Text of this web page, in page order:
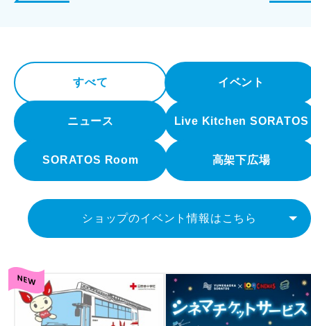
すべて イベント
ニュース Live Kitchen SORATOS
SORATOS Room 高架下広場
ショップのイベント情報はこちら